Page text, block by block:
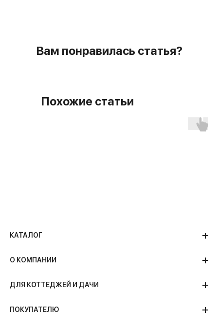
Вам понравилась статья?
Похожие статьи
КАТАЛОГ
О КОМПАНИИ
ДЛЯ КОТТЕДЖЕЙ И ДАЧИ
ПОКУПАТЕЛЮ